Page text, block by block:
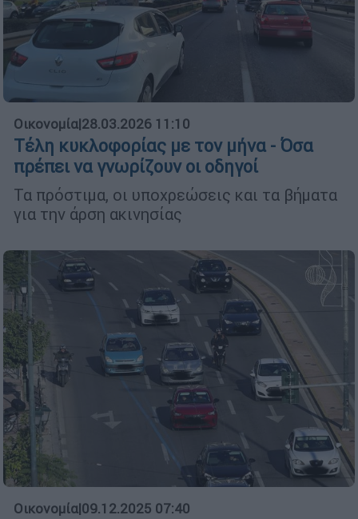
Οικονομία|28.03.2026 11:10
Τέλη κυκλοφορίας με τον μήνα - Όσα
πρέπει να γνωρίζουν οι οδηγοί
Τα πρόστιμα, οι υποχρεώσεις και τα βήματα
για την άρση ακινησίας
Οικονομία|09.12.2025 07:40